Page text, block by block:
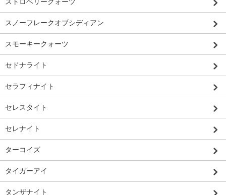
スノーフレークオブシディアン
スモーキークォーツ
セドナライト
セラフィナイト
セレスタイト
セレナイト
ターコイズ
タイガーアイ
タンザナイト